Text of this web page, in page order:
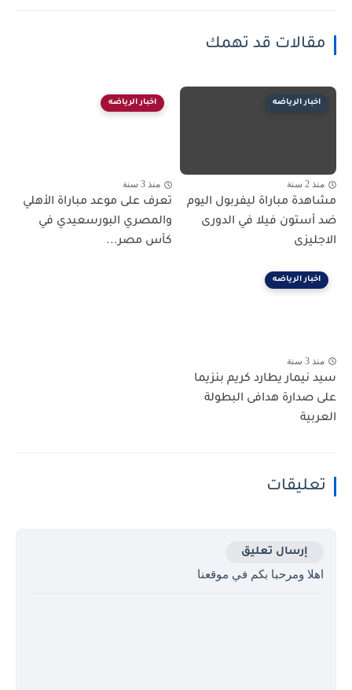
مقالات قد تهمك
اخبار الرياضه
منذ 2 سنة
مشاهدة مباراة ليفربول اليوم
ضد أستون فيلا في الدورى
الاجليزى
اخبار الرياضه
منذ 3 سنة
تعرف على موعد مباراة الأهلي
والمصري البورسعيدي في
كأس مصر...
اخبار الرياضه
منذ 3 سنة
سيد نيمار يطارد كريم بنزيما
على صدارة هدافى البطولة
العربية
تعليقات
إرسال تعليق
اهلا ومرحبا بكم في موقعنا